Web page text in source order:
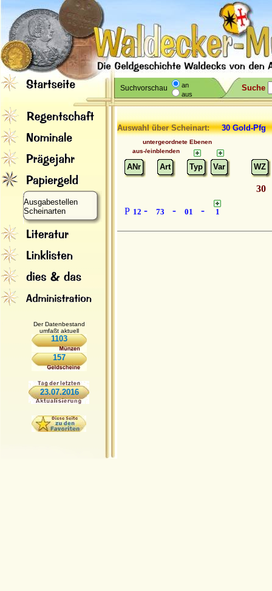
Suchvorschau
an
aus
Suche
Ausgabestellen
Scheinarten
Der Datenbestand
umfaßt aktuell
1103
157
23.07.2016
Auswahl über Scheinart:30 Gold-Pfg
untergeordnete Ebenen
aus-/einblenden
ANr Art Typ Var WZ
P 12 - 73 - 01 - 1
30